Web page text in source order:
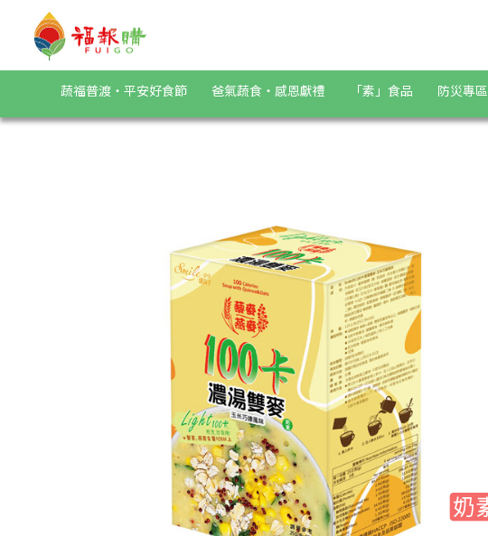
《Smile99》100卡濃湯雙麥-玉米巧達(25gx5入/盒) | 福報購蔬食購物商城
蔬福普渡・平安好食節 爸氣蔬食・感恩獻禮 「素」食品 防災專區